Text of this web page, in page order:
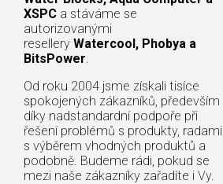
XSPC a stáváme se
autorizovanými
resellery Watercool, Phobya a
BitsPower.
Od roku 2004 jsme získali tisíce
spokojených zákazníků, především
díky nadstandardní podpoře při
řešení problémů s produkty, radami
s výběrem vhodných produktů a
podobně. Budeme rádi, pokud se
mezi naše zákazníky zařadíte i Vy.